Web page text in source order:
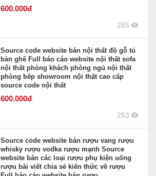
600.000đ
265
Source code website bán nội thất đồ gỗ tủ
bàn ghế Full báo cáo website nội thất sofa
nội thất phòng khách phòng ngủ nội thất
phòng bếp showroom nội thất cao cấp
source code nội thất
600.000đ
253
Source code website bán rượu vang rượu
whisky rượu vodka rượu mạnh Source
website bán các loại rượu phụ kiện uống
rượu bài viết chia sẻ kiến thức về rượu